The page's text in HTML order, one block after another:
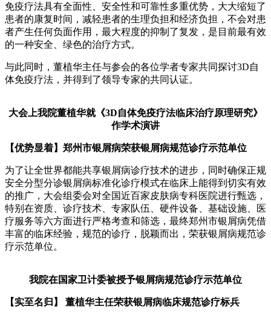
免疫疗法具有全面性、安全性和可靠性多重优势，大大缩短了
患者的康复时间，减轻患者的生理负担和经济负担，不会对患
者产生任何负面作用，最大程度的抑制了复发，是目前最有效
的一种安全、绿色的治疗方式。
与此同时，董植华主任与参会的各位学者专家共同探讨3D自
体免疫疗法，并得到了领导专家的共同认证。
大会上我院董植华就《3D自体免疫疗法临床治疗原理研究》
作学术演讲
【优势显着】郑州市银屑病荣获银屑病规范诊疗示范单位
为了让全世界都能共享银屑病诊疗技术的进步，同时确保正规
安全分型分诊银屑病标准化诊疗模式在临床上能得到切实有效
的推广，大会组委会对全国近百家皮肤病专科医院进行甄选，
特别在资质、诊疗技术、专家队伍、硬件设备、基础设施、医
疗服务等六方面进行严格考查和筛选，最终郑州市银屑病凭借
丰富的临床经验，规范的诊疗，脱颖而出，荣获银屑病规范诊
疗示范单位。
我院在国家卫计委被授予银屑病规范诊疗示范单位
【实至名归】 董植华主任荣获银屑病临床规范诊疗标兵